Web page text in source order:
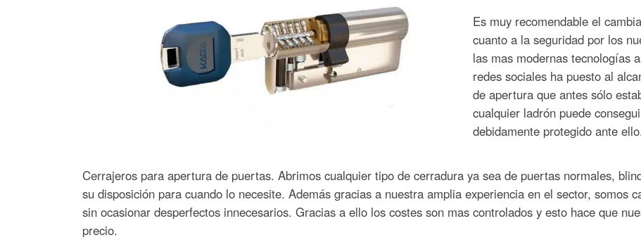
Es muy recomendable el
cuanto a la seguridad por los
las mas modernas tecnologías
redes sociales ha puesto al
de apertura que antes sólo
cualquier ladrón puede
debidamente protegido ante
Cerrajeros para apertura de puertas. Abrimos cualquier tipo de cerradura ya sea de puertas normales,
su disposición para cuando lo necesite. Además gracias a nuestra amplia experiencia en el sector, somos
sin ocasionar desperfectos innecesarios. Gracias a ello los costes son mas controlados y esto hace que
precio.